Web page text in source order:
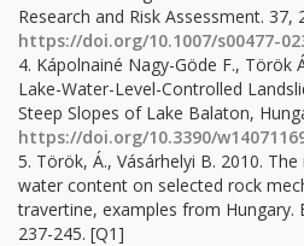
Research and Risk Assessment. 37,
https://doi.org/10.1007/s00477-
4. Kápolnainé Nagy-Göde F., Török
Lake-Water-Level-Controlled
Steep Slopes of Lake Balaton,
https://doi.org/10.3390/
5. Török, Á., Vásárhelyi B. 2010.
water content on selected rock
travertine, examples from Hungary.
237-245. [Q1]